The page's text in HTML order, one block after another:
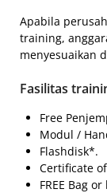
Apabila
training,
menyesuaikan
Fasilitas
Free
Modul /
Flashdisk*.
Certificate
FREE Bag